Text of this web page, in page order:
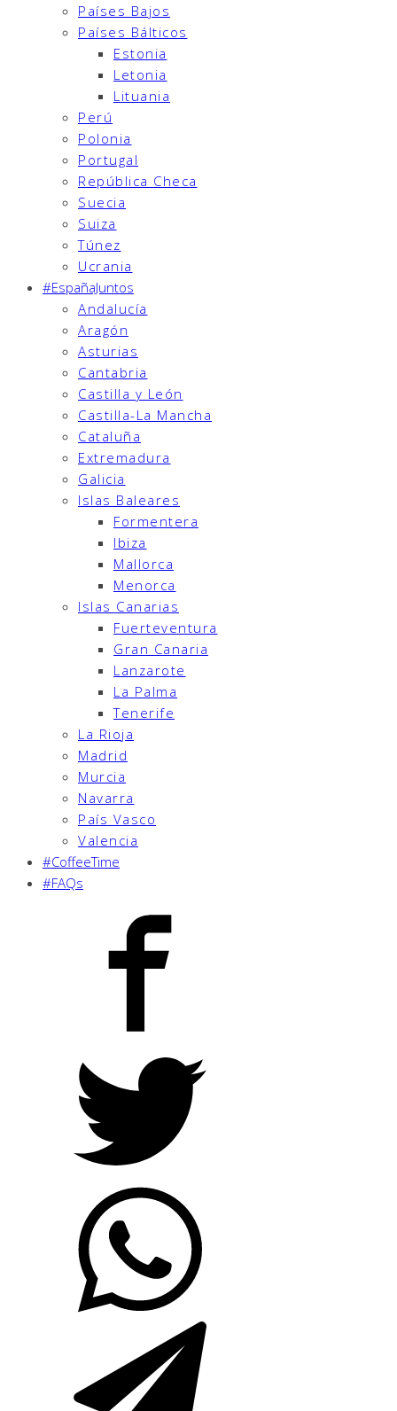
Países Bajos
Países Bálticos
Estonia
Letonia
Lituania
Perú
Polonia
Portugal
República Checa
Suecia
Suiza
Túnez
Ucrania
#EspañaJuntos
Andalucía
Aragón
Asturias
Cantabria
Castilla y León
Castilla-La Mancha
Cataluña
Extremadura
Galicia
Islas Baleares
Formentera
Ibiza
Mallorca
Menorca
Islas Canarias
Fuerteventura
Gran Canaria
Lanzarote
La Palma
Tenerife
La Rioja
Madrid
Murcia
Navarra
País Vasco
Valencia
#CoffeeTime
#FAQs